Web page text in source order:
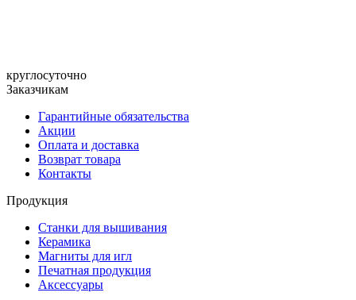
круглосуточно
Заказчикам
Гарантийные обязательства
Акции
Оплата и доставка
Возврат товара
Контакты
Продукция
Станки для вышивания
Керамика
Магниты для игл
Печатная продукция
Аксессуары